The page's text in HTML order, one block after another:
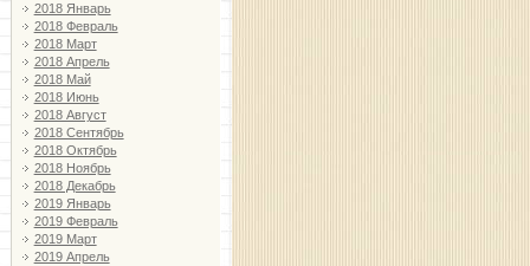
2018 Январь
2018 Февраль
2018 Март
2018 Апрель
2018 Май
2018 Июнь
2018 Август
2018 Сентябрь
2018 Октябрь
2018 Ноябрь
2018 Декабрь
2019 Январь
2019 Февраль
2019 Март
2019 Апрель